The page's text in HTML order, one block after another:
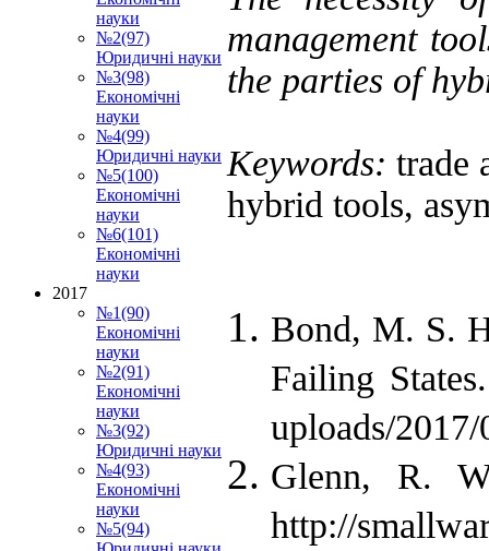
management
the parties of
Keywords:trade
hybrid tools,
Bond, M. S.
Failing
uploads/
Glenn, R.
http://
науки
№2(97)
Юридичні науки
№3(98)
Економічні
науки
№4(99)
Юридичні науки
№5(100)
Економічні
науки
№6(101)
Економічні
науки
2017
№1(90)
Економічні
науки
№2(91)
Економічні
науки
№3(92)
Юридичні науки
№4(93)
Економічні
науки
№5(94)